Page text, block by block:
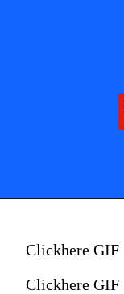
Clickhere GIF
Clickhere GIF